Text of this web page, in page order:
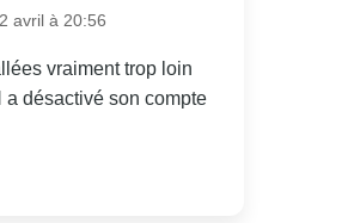
avril à 20:56
vraiment trop loin
désactivé son compte